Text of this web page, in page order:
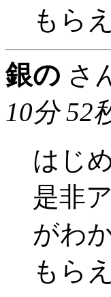
もら
銀の さ
10分 52
はじ
是非
がわ
もら